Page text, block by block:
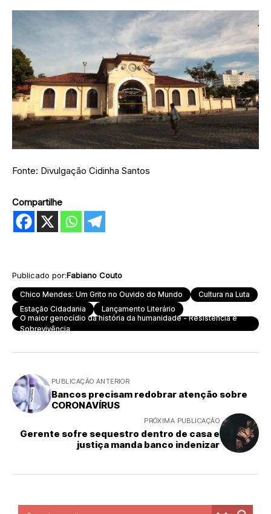
Fonte: Divulgação Cidinha Santos
Compartilhe
Publicado por:Fabiano Couto
Chico Mendes: Um Grito no Ouvido do Mundo
Cultura na Luta
Estação Cidadania
Lançamento Literário
O maior genocídio da história da humanidade - Resistência e
Sobrevivência
PUBLICAÇÃO ANTERIOR
Bancos precisam redobrar atenção sobre
CORONAVÍRUS
PRÓXIMA PUBLICAÇÃO
Gerente sofre sequestro dentro de casa e
justiça manda banco indenizar